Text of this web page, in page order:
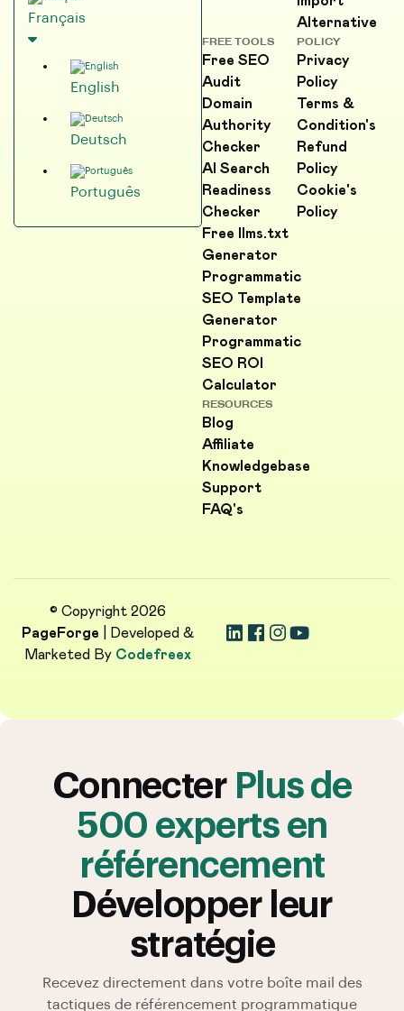
Français
English
Deutsch
Português
Alternative
FREE TOOLS
Free SEO
Audit
Domain
Authority
Checker
AI Search
Readiness
Checker
Free llms.txt
Generator
Programmatic
SEO Template
Generator
Programmatic
SEO ROI
Calculator
POLICY
Privacy
Policy
Terms &
Condition's
Refund
Policy
Cookie's
Policy
RESOURCES
Blog
Affiliate
Knowledgebase
Support
FAQ's
© Copyright 2026
PageForge | Developed &
Marketed By Codefreex
Connecter Plus de
500 experts en
référencement
Développer leur
stratégie
Recevez directement dans votre boîte mail des
tactiques de référencement programmatique